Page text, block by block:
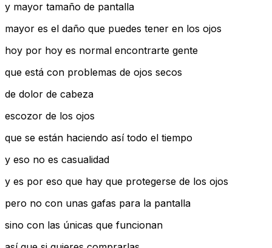
y mayor tamaño de pantalla
mayor es el daño que puedes tener en los ojos
hoy por hoy es normal encontrarte gente
que está con problemas de ojos secos
de dolor de cabeza
escozor de los ojos
que se están haciendo así todo el tiempo
y eso no es casualidad
y es por eso que hay que protegerse de los ojos
pero no con unas gafas para la pantalla
sino con las únicas que funcionan